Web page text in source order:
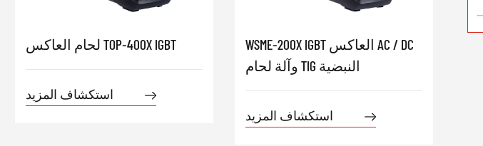
لحام العاكس TOP-400X IGBT
استكشاف المزيد
WSME-200X IGBT العاكس AC / DC
وآلة لحام TIG النبضية
استكشاف المزيد